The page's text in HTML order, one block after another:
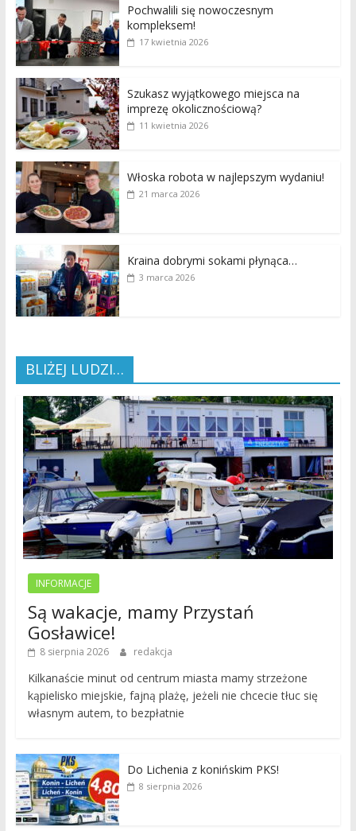
Pochwalili się nowoczesnym
kompleksem!
17 kwietnia 2026
Szukasz wyjątkowego miejsca na
imprezę okolicznościową?
11 kwietnia 2026
Włoska robota w najlepszym wydaniu!
21 marca 2026
Kraina dobrymi sokami płynąca…
3 marca 2026
BLIŻEJ LUDZI…
INFORMACJE
Są wakacje, mamy Przystań
Gosławice!
8 sierpnia 2026 redakcja
Kilkanaście minut od centrum miasta mamy strzeżone
kąpielisko miejskie, fajną plażę, jeżeli nie chcecie tłuc się
własnym autem, to bezpłatnie
Do Lichenia z konińskim PKS!
8 sierpnia 2026